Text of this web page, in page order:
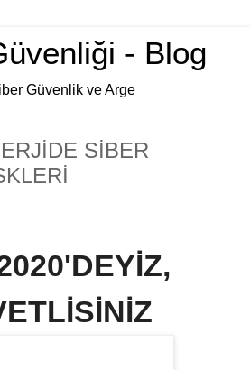
- Blog
Güvenlik ve Arge
SİBER